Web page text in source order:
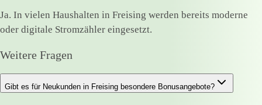
Ja. In vielen Haushalten in Freising werden bereits moderne
oder digitale Stromzähler eingesetzt.
Weitere Fragen
Gibt es für Neukunden in Freising besondere Bonusangebote?